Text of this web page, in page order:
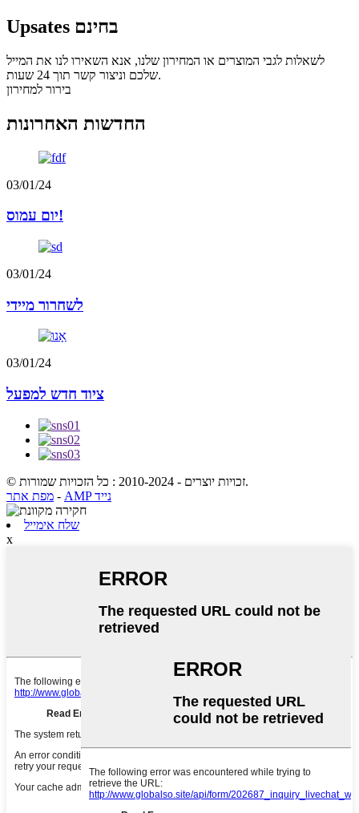
Upsates בחינם
לשאלות לגבי המוצרים או המחירון שלנו, אנא השאירו לנו את המייל
שלכם וניצור קשר תוך 24 שעות.
בירור למחירון
החדשות האחרונות
03/01/24
יום עמוס!
03/01/24
לשחרור מיידי
03/01/24
ציוד חדש למפעל
© זכויות יוצרים - 2010-2024 : כל הזכויות שמורות.
מפת אתר - AMP נייד
שלח אימייל
x